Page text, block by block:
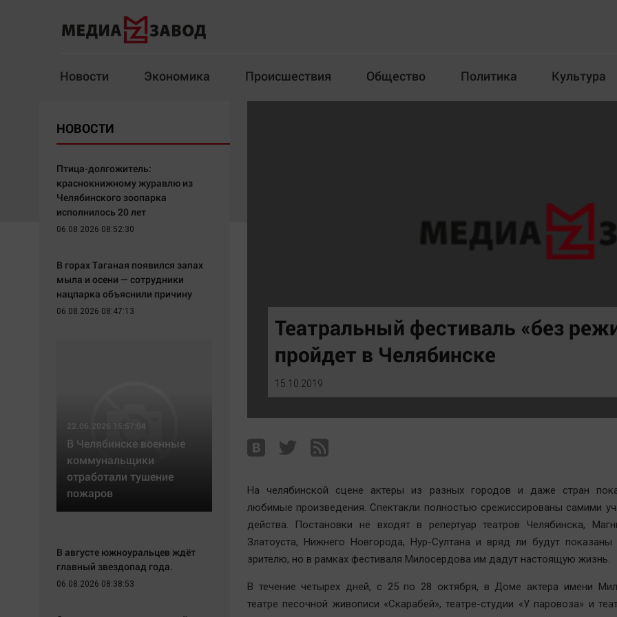
Новости Экономика Происшествия Общество Политика Культура
Здоровье
Архив
Общество
Политика
Экономика
Технологии
Отраслевые темы
Медиаграмотность
Челябинск космический
Другие рубрики
English version
Online-консультация
Вкусное
ЖКХ
Интервью
Театральный фестиваль «без
пройдет в Челябинске
15.10.2019
На челябинской сцене актеры из разных городов и даже стран
любимые произведения. Спектакли полностью срежиссированы самими
действа. Постановки не входят в репертуар театров Челябинска,
Златоуста, Нижнего Новгорода, Нур-Султана и вряд ли будут
зрителю, но в рамках фестиваля Милосердова им дадут настоящую жизнь.
В течение четырех дней, с 25 по 28 октября, в Доме актера имени
театре песочной живописи «Скарабей», театре-студии «У паровоза» и
НОВОСТИ
Птица-долгожитель:
краснокнижному журавлю из
Челябинского зоопарка
исполнилось 20 лет
06.08.2026 08:52:30
В горах Таганая появился запах
мыла и осени — сотрудники
нацпарка объяснили причину
06.08.2026 08:47:13
22.06.2026 15:57:04
В Челябинске военные
коммунальщики
отработали тушение
пожаров
В августе южноуральцев ждёт
главный звездопад года.
06.08.2026 08:38:53